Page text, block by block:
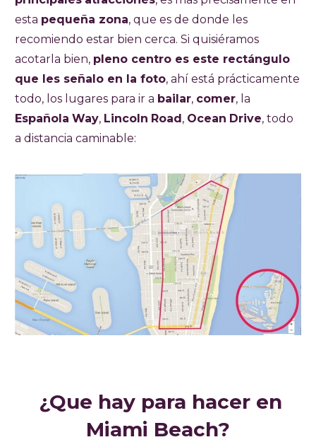
esta pequeña zona, que es de donde les
recomiendo estar bien cerca. Si quisiéramos
acotarla bien, pleno centro es este rectángulo
que les señalo en la foto, ahí está prácticamente
todo, los lugares para ir a bailar, comer, la
Española Way, Lincoln Road, Ocean Drive, todo
a distancia caminable:
¿Que hay para hacer en
Miami Beach?